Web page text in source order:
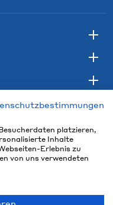
platzieren,
Inhalte
Erlebnis zu
von uns verwendeten